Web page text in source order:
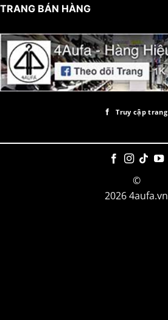
TRANG BÁN HÀNG
Truy cập trang
©
2026 4aufa.vn